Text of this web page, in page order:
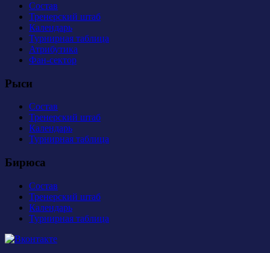
Состав
Тренерский штаб
Календарь
Турнирная таблица
Атрибутика
Фан-сектор
Рыси
Состав
Тренерский штаб
Календарь
Турнирная таблица
Бирюса
Состав
Тренерский штаб
Календарь
Турнирная таблица